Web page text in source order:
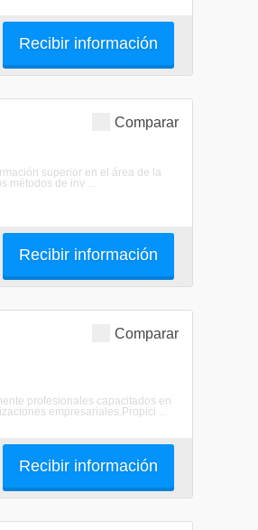
Recibir información
Comparar
superior en el área de la
métodos de inv ...
Recibir información
Comparar
profesionales capacitados en
empresariales.Propici ...
Recibir información